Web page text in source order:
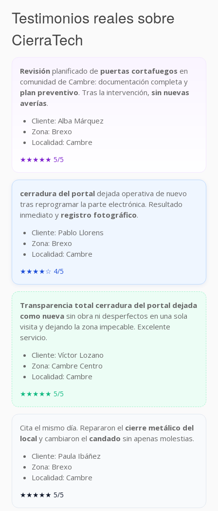
Testimonios reales sobre
CierraTech
Revisión planificado de puertas cortafuegos en
comunidad de Cambre: documentación completa y
plan preventivo. Tras la intervención, sin nuevas
averías.
Cliente: Alba Márquez
Zona: Brexo
Localidad: Cambre
★★★★★ 5/5
cerradura del portal dejada operativa de nuevo
tras reprogramar la parte electrónica. Resultado
inmediato y registro fotográfico.
Cliente: Pablo Llorens
Zona: Brexo
Localidad: Cambre
★★★★☆ 4/5
Transparencia total cerradura del portal dejada
como nueva sin obra ni desperfectos en una sola
visita y dejando la zona impecable. Excelente
servicio.
Cliente: Víctor Lozano
Zona: Cambre Centro
Localidad: Cambre
★★★★★ 5/5
Cita el mismo día. Repararon el cierre metálico del
local y cambiaron el candado sin apenas molestias.
Cliente: Paula Ibáñez
Zona: Brexo
Localidad: Cambre
★★★★★ 5/5